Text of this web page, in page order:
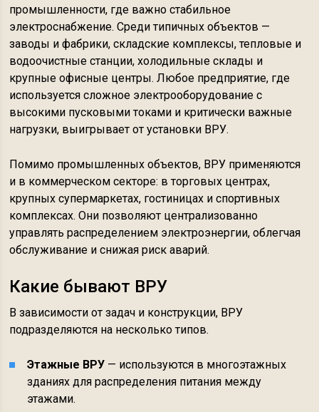
промышленности, где важно стабильное
электроснабжение. Среди типичных объектов —
заводы и фабрики, складские комплексы, тепловые и
водоочистные станции, холодильные склады и
крупные офисные центры. Любое предприятие, где
используется сложное электрооборудование с
высокими пусковыми токами и критически важные
нагрузки, выигрывает от установки ВРУ.
Помимо промышленных объектов, ВРУ применяются
и в коммерческом секторе: в торговых центрах,
крупных супермаркетах, гостиницах и спортивных
комплексах. Они позволяют централизованно
управлять распределением электроэнергии, облегчая
обслуживание и снижая риск аварий.
Какие бывают ВРУ
В зависимости от задач и конструкции, ВРУ
подразделяются на несколько типов.
Этажные ВРУ — используются в многоэтажных
зданиях для распределения питания между
этажами.